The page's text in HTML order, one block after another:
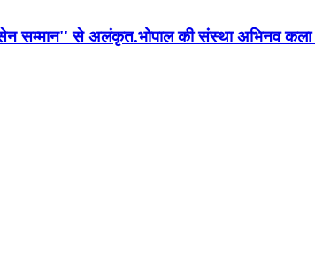
सम्मान'' से अलंकृत.भोपाल की संस्था अभिनव कला